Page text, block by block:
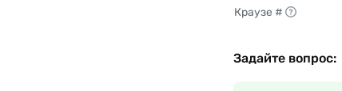
Краузе #
Задайте вопрос: